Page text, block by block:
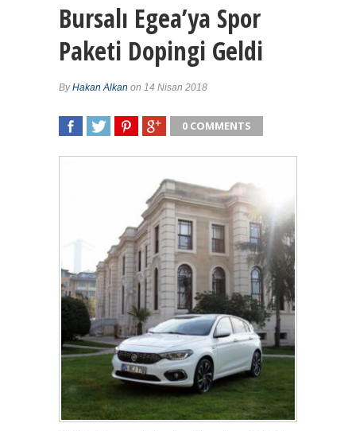
Bursalı Egea’ya Spor
Paketi Dopingi Geldi
ByHakan Alkan on 14 Nisan 2018
0 COMMENTS